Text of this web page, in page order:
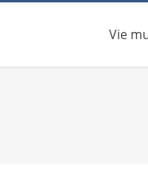
Vie